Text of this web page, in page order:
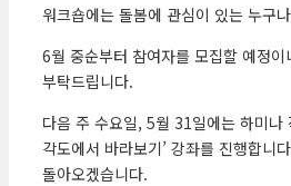
워크숍에는 돌봄에 관심이 있는 누구
6월 중순부터 참여자를 모집할 예정
부탁드립니다.
다음 주 수요일, 5월 31일에는 하미나
각도에서 바라보기’ 강좌를 진행합니
돌아오겠습니다.